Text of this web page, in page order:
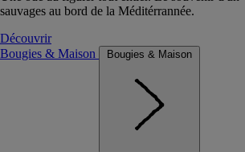
sauvages au bord de la Méditérrannée.
Découvrir
Bougies & Maison
Bougies & Maison